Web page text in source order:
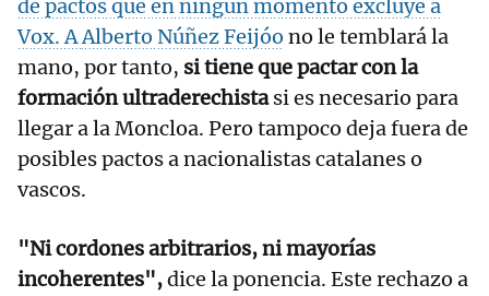
de pactos que en ningún momento excluye a
Vox. AAlberto Núñez Feijóo no le temblará la
mano, por tanto, si tiene que pactar con la
formación ultraderechistasi es necesario para
llegar a la Moncloa. Pero tampoco deja fuera de
posibles pactos a nacionalistas catalanes o
vascos.
"Ni cordones arbitrarios, ni mayorías
incoherentes",dice la ponencia. Este rechazo a